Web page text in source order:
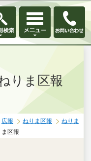
移動
りま区報
広報 ねりま区報
ねりま
区報